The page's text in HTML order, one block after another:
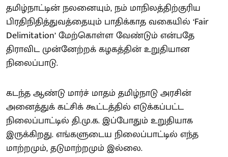
தமிழ்நாட்டின் நலனையும், நம் மாநிலத்திற்குரிய
பிரதிநிதித்துவத்தையும் பாதிக்காத வகையில் ‘Fair
Delimitation’ மேற்கொள்ள வேண்டும் என்பதே
திராவிட முன்னேற்றக் கழகத்தின் உறுதியான
நிலைப்பாடு.
கடந்த ஆண்டு மார்ச் மாதம் தமிழ்நாடு அரசின்
அனைத்துக் கட்சிக் கூட்டத்தில் எடுக்கப்பட்ட
நிலைப்பாட்டில் தி.மு.க. இப்போதும் உறுதியாக
இருக்கிறது. எங்களுடைய நிலைப்பாட்டில் எந்த
மாற்றமும், தடுமாற்றமும் இல்லை.